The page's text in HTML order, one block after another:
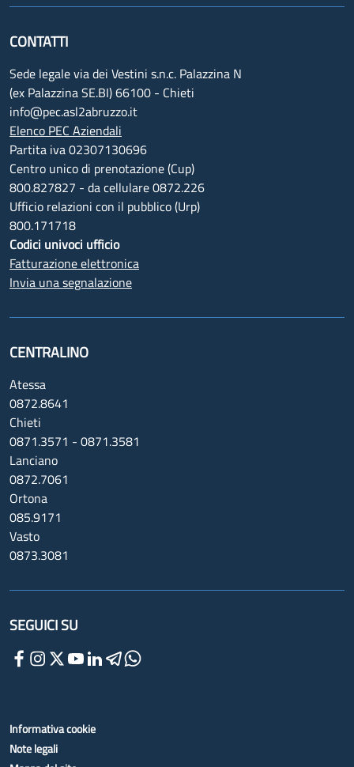
CONTATTI
Sede legale via dei Vestini s.n.c. Palazzina N
(ex Palazzina SE.BI) 66100 - Chieti
info@pec.asl2abruzzo.it
Elenco PEC Aziendali
Partita iva 02307130696
Centro unico di prenotazione (Cup)
800.827827 - da cellulare 0872.226
Ufficio relazioni con il pubblico (Urp)
800.171718
Codici univoci ufficio
Fatturazione elettronica
Invia una segnalazione
CENTRALINO
Atessa
0872.8641
Chieti
0871.3571 - 0871.3581
Lanciano
0872.7061
Ortona
085.9171
Vasto
0873.3081
SEGUICI SU
Informativa cookie
Note legali